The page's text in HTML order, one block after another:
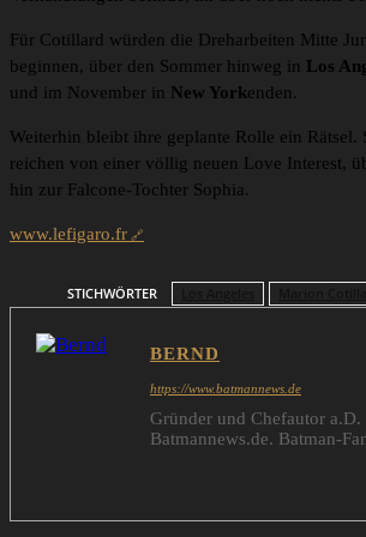
Für Cotillard würden die Dreharbeiten Mitte
beginnen, über den Sommer hinweg in Los
und im November in New Yorkenden.
Weiterhin bleibt ihre geplante Rolle ein Rätsel.
reichen von einer völlig neuen Love Interest,
hin zur Falcone-Tochter Sophia.
www.lefigaro.fr
STICHWÖRTER
BERND
https://www.batmannews.de
Gründer und Chefautor a.D.
Batmannews.de. Batman-